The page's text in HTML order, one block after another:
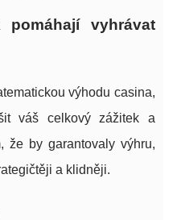
vyhrávat
výhodu casina,
váš celkový zážitek a
že by garantovaly výhru,
a klidněji.